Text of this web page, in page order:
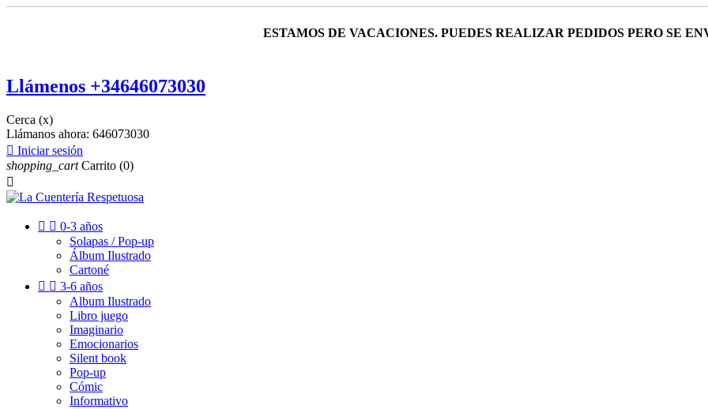
ESTAMOS DE VACACIONES. PUEDES REALIZAR PEDIDOS PERO SE
Llámenos +34646073030
Cerca (x)
Llámanos ahora: 646073030
 Iniciar sesión
shopping_cart Carrito (0)

  0-3 años
Solapas / Pop-up
Álbum Ilustrado
Cartoné
  3-6 años
Album Ilustrado
Libro juego
Imaginario
Emocionarios
Silent book
Pop-up
Cómic
Informativo